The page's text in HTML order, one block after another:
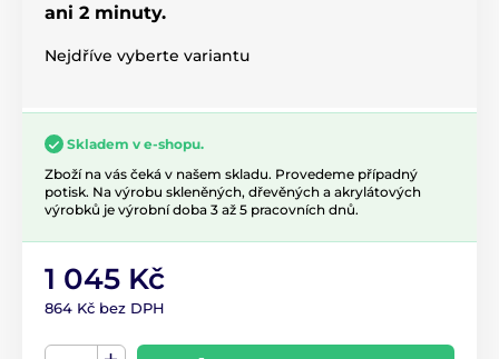
ani 2 minuty.
Nejdříve vyberte variantu
Skladem v e-shopu.
Zboží na vás čeká v našem skladu. Provedeme případný
potisk. Na výrobu skleněných, dřevěných a akrylátových
výrobků je výrobní doba 3 až 5 pracovních dnů.
1 045 Kč
864 Kč bez DPH